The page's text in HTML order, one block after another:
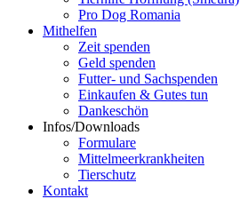
Pro Dog Romania
Mithelfen
Zeit spenden
Geld spenden
Futter- und Sachspenden
Einkaufen & Gutes tun
Dankeschön
Infos/Downloads
Formulare
Mittelmeerkrankheiten
Tierschutz
Kontakt